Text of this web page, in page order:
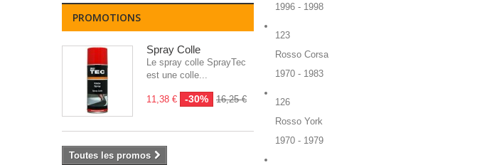
PROMOTIONS
Spray Colle
Le spray colle SprayTec
est une colle...
11,38 € -30% 16,25 €
Toutes les promos
1996 - 1998
123
Rosso Corsa
1970 - 1983
126
Rosso York
1970 - 1979